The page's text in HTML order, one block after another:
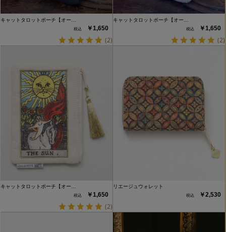
キャットタロットポーチ【オー…
￥1,650
(2)
キャットタロットポーチ【オー…
￥1,650
(2)
キャットタロットポーチ【オー…
￥1,650
(2)
リエージュウォレット
￥2,530